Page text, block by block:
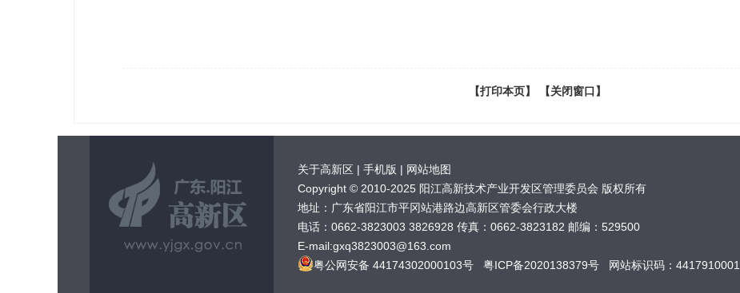
【打印本页】 【关闭窗口】
关于高新区 | 手机版 | 网站地图
Copyright © 2010-2025 阳江高新技术产业开发区管理委员会 版权所有
地址：广东省阳江市平冈站港路边高新区管委会行政大楼
电话：0662-3823003 3826928 传真：0662-3823182 邮编：529500
E-mail:gxq3823003@163.com
粤公网安备 44174302000103号
粤ICP备2020138379号 网站标识码：4417910001